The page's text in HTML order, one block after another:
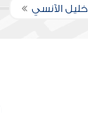
خليل الآنسي